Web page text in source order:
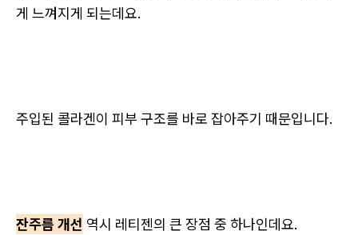
게 느껴지게 되는데요.
주입된 콜라겐이 피부 구조를 바로 잡아주기 때문입니다.
잔주름 개선 역시 레티젠의 큰 장점 중 하나인데요.